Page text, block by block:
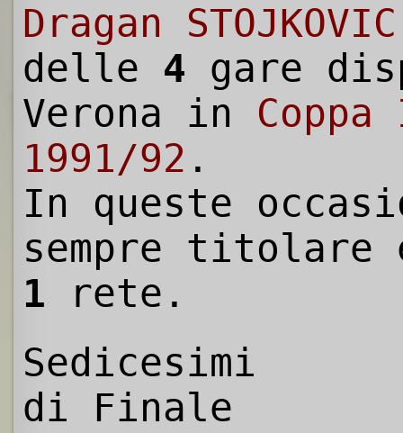
Dragan STOJKOVIC
delle 4 gare
Verona in
1991/92 .
In queste
sempre titolare
1 rete.
Sedicesimi
di Finale